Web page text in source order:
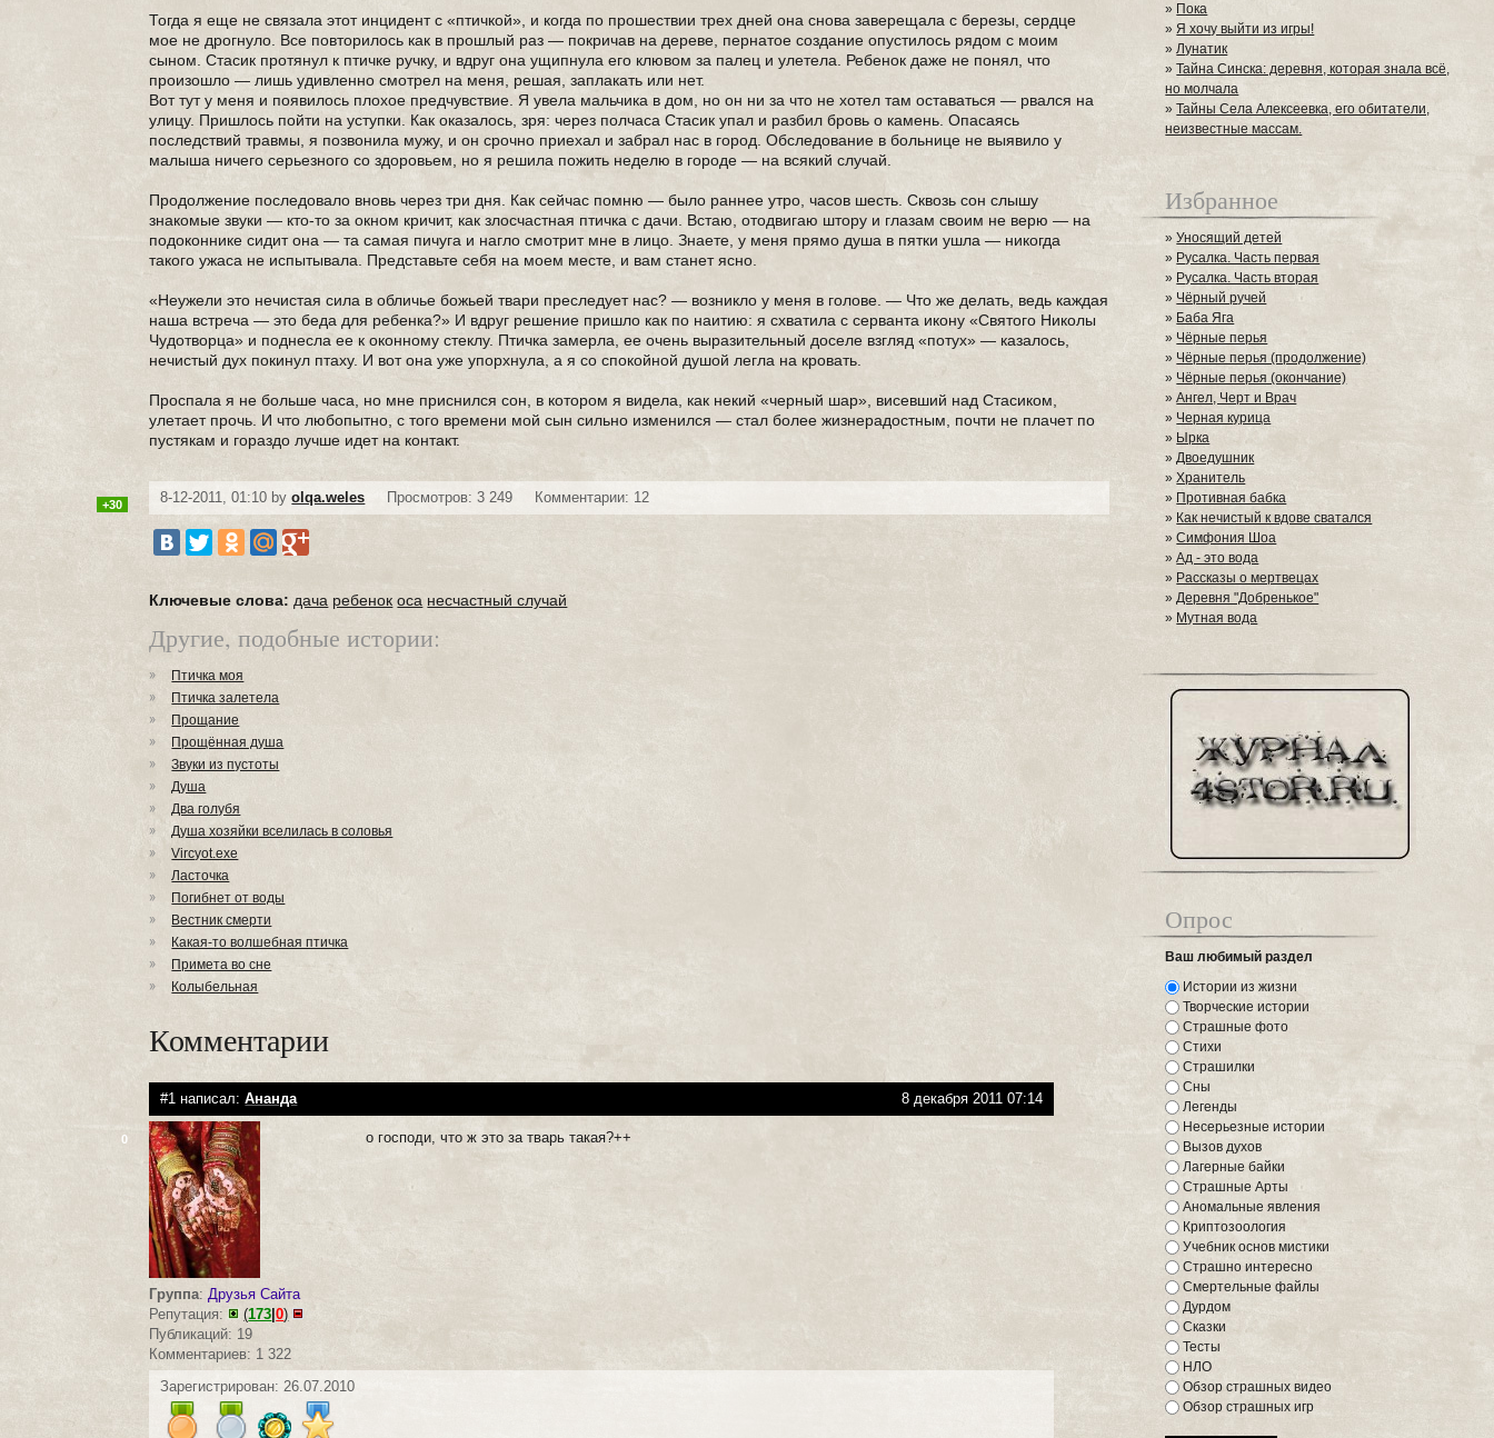
Тогда я еще не связала этот инцидент с «птичкой», и когда по прошествии трех дней она снова заверещала с березы, сердце
мое не дрогнуло. Все повторилось как в прошлый раз — покричав на дереве, пернатое создание опустилось рядом с моим
сыном. Стасик протянул к птичке ручку, и вдруг она ущипнула его клювом за палец и улетела. Ребенок даже не понял, что
произошло — лишь удивленно смотрел на меня, решая, заплакать или нет.
Вот тут у меня и появилось плохое предчувствие. Я увела мальчика в дом, но он ни за что не хотел там оставаться — рвался на
улицу. Пришлось пойти на уступки. Как оказалось, зря: через полчаса Стасик упал и разбил бровь о камень. Опасаясь
последствий травмы, я позвонила мужу, и он срочно приехал и забрал нас в город. Обследование в больнице не выявило у
малыша ничего серьезного со здоровьем, но я решила пожить неделю в городе — на всякий случай.
Продолжение последовало вновь через три дня. Как сейчас помню — было раннее утро, часов шесть. Сквозь сон слышу
знакомые звуки — кто-то за окном кричит, как злосчастная птичка с дачи. Встаю, отодвигаю штору и глазам своим не верю — на
подоконнике сидит она — та самая пичуга и нагло смотрит мне в лицо. Знаете, у меня прямо душа в пятки ушла — никогда
такого ужаса не испытывала. Представьте себя на моем месте, и вам станет ясно.
«Неужели это нечистая сила в обличье божьей твари преследует нас? — возникло у меня в голове. — Что же делать, ведь каждая
наша встреча — это беда для ребенка?» И вдруг решение пришло как по наитию: я схватила с серванта икону «Святого Николы
Чудотворца» и поднесла ее к оконному стеклу. Птичка замерла, ее очень выразительный доселе взгляд «потух» — казалось,
нечистый дух покинул птаху. И вот она уже упорхнула, а я со спокойной душой легла на кровать.
Проспала я не больше часа, но мне приснился сон, в котором я видела, как некий «черный шар», висевший над Стасиком,
улетает прочь. И что любопытно, с того времени мой сын сильно изменился — стал более жизнерадостным, почти не плачет по
пустякам и гораздо лучше идет на контакт.
8-12-2011, 01:10 byolqa.weles Просмотров: 3 249 Комментарии: 12
+30
Ключевые слова: дача ребенок оса несчастный случай
Другие, подобные истории:
Птичка моя
Птичка залетела
Прощание
Прощённая душа
Звуки из пустоты
Душа
Два голубя
Душа хозяйки вселилась в соловья
Vircyot.exe
Ласточка
Погибнет от воды
Вестник смерти
Какая-то волшебная птичка
Примета во сне
Колыбельная
Комментарии
#1 написал:Ананда 8 декабря 2011 07:14
0
Группа: Друзья Сайта
Репутация:
(173 |0)
Публикаций: 19
Комментариев: 1 322
о господи, что ж это за тварь такая?++
Зарегистрирован: 26.07.2010
» Пока
»Я хочу выйти из игры!
»Лунатик
»Тайна Синска: деревня, которая знала всё,
но молчала
»Тайны Села Алексеевка, его обитатели,
неизвестные массам.
Избранное
»Уносящий детей
» Русалка. Часть первая
» Русалка. Часть вторая
» Чёрный ручей
» Баба Яга
»Чёрные перья
» Чёрные перья (продолжение)
» Чёрные перья (окончание)
»Ангел, Черт и Врач
» Черная курица
» Ырка
»Двоедушник
»Хранитель
» Противная бабка
» Как нечистый к вдове сватался
»Симфония Шоа
»Ад - это вода
» Рассказы о мертвецах
»Деревня "Добренькое"
» Мутная вода
Опрос
Ваш любимый раздел
Истории из жизни
Творческие истории
Страшные фото
Стихи
Страшилки
Сны
Легенды
Несерьезные истории
Вызов духов
Лагерные байки
Страшные Арты
Аномальные явления
Криптозоология
Учебник основ мистики
Страшно интересно
Смертельные файлы
Дурдом
Сказки
Тесты
НЛО
Обзор страшных видео
Обзор страшных игр